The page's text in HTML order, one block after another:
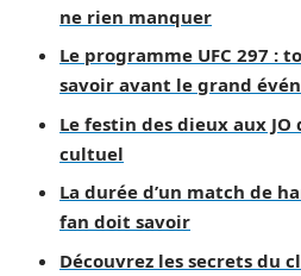
ne rien manquer
Le programme UFC 297 :
savoir avant le grand
Le festin des dieux aux JO
cultuel
La durée d’un match de
fan doit savoir
Découvrez les secrets du